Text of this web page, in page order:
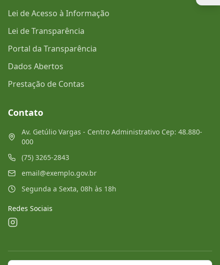
Lei de Acesso à Informação
Lei de Transparência
Portal da Transparência
Dados Abertos
Prestação de Contas
Contato
Av. Getúlio Vargas - Centro Administrativo Cep: 48.880-
000
(75) 3265-2843
email@exemplo.gov.br
Segunda a Sexta, 08h às 18h
Redes Sociais